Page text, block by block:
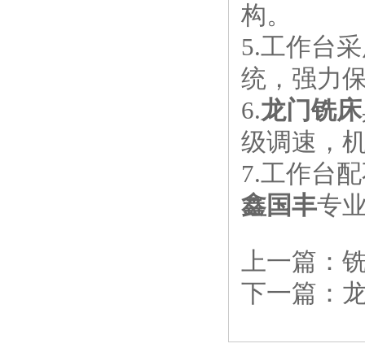
构。
5.工作台
统，强力
6.龙门铣床
级调速，
7.工作台
鑫国丰专
上一篇：
下一篇：